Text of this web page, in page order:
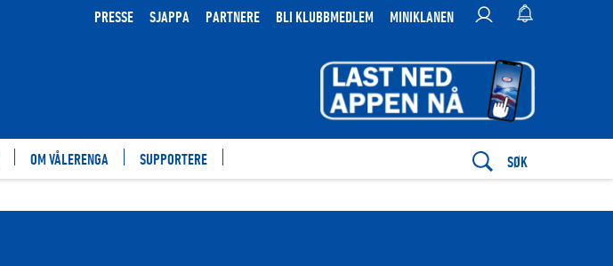
PRESSE SJAPPA PARTNERE BLI KLUBBMEDLEM MINIKLANEN
OM VÅLERENGA SUPPORTERE SØK